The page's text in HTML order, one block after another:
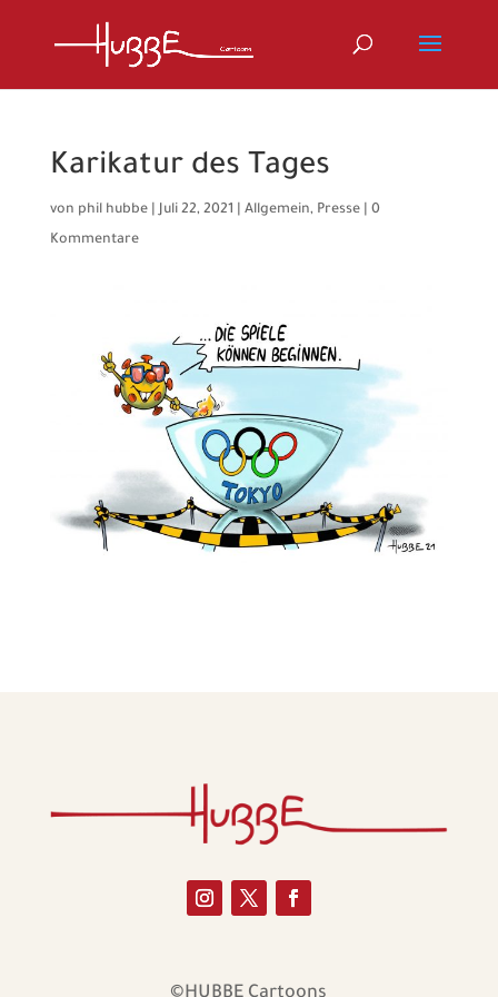
Karikatur des Tages
von phil hubbe|Juli 22, 2021 Allgemein, Presse| 0
Kommentare